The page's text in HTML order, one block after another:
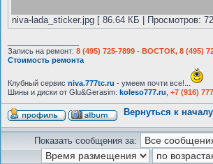
niva-lada_sticker.jpg [ 86.64 КБ | Просмотров:
Запись на ремонт: 8 (495) 725-7899 - ВОСТОК, 8 (495)
Стоимость ремонта
Клубный сервис niva.777tc.ru - умеем почти все!...
Шины и диски от Glu&Gerasim: koleso777.ru +7 (916)
Вернуться к началу
Показать сообщения за: